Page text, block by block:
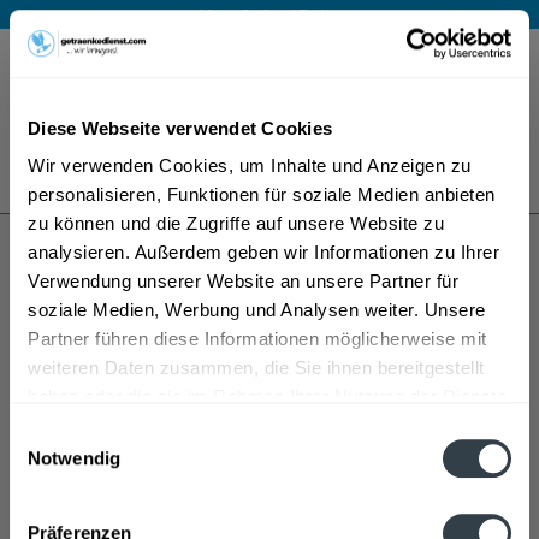
Diese Webseite verwendet Cookies
Wir verwenden Cookies, um Inhalte und Anzeigen zu
personalisieren, Funktionen für soziale Medien anbieten
zu können und die Zugriffe auf unsere Website zu
analysieren. Außerdem geben wir Informationen zu Ihrer
Verwendung unserer Website an unsere Partner für
soziale Medien, Werbung und Analysen weiter. Unsere
Partner führen diese Informationen möglicherweise mit
weiteren Daten zusammen, die Sie ihnen bereitgestellt
Notwendig
Präferenzen
Mo – Fr 9 – 17 Uhr
Menü
Bestellung widerrufen
Es gilt unsere Datenschutzerklärung
Duvel Bier